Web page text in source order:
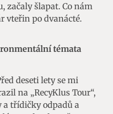
začaly šlapat. Co nám
vteřin po dvanácté.
témata
deseti lety se mi
na „RecyKlus Tour“,
třídičky odpadů a